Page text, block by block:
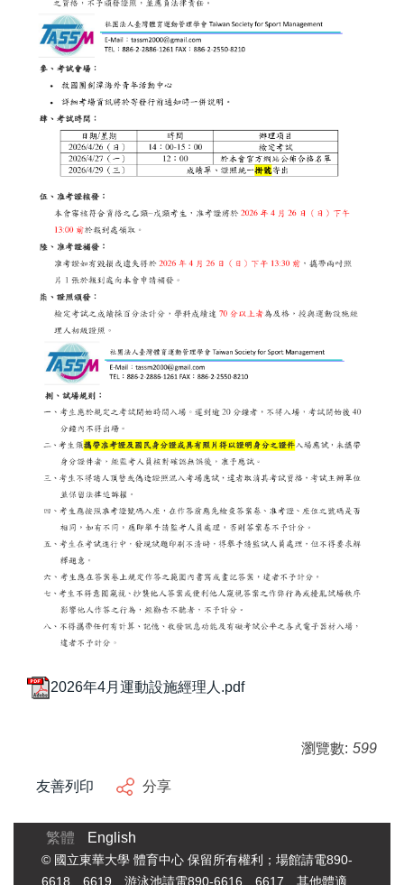
2026年4月運動設施經理人.pdf
瀏覽數: 599
友善列印 分享
繁體 English
© 國立東華大學 體育中心 保留所有權利；場館請電890-
6618、6619、游泳池請電890-6616、6617、其他體適